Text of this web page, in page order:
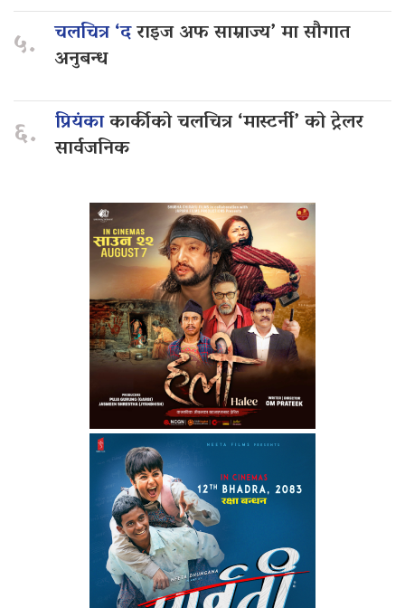
५. चलचित्र ‘दराइज अफ साम्राज्य’ मा सौगात
अनुबन्ध
६. प्रियंकाकार्कीको चलचित्र ‘मास्टर्नी’ को ट्रेलर
सार्वजनिक